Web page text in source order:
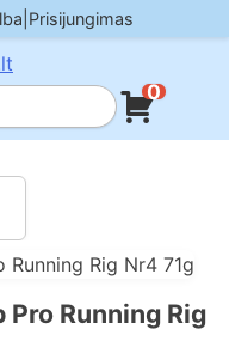
Prisijungimas
0
Running Rig